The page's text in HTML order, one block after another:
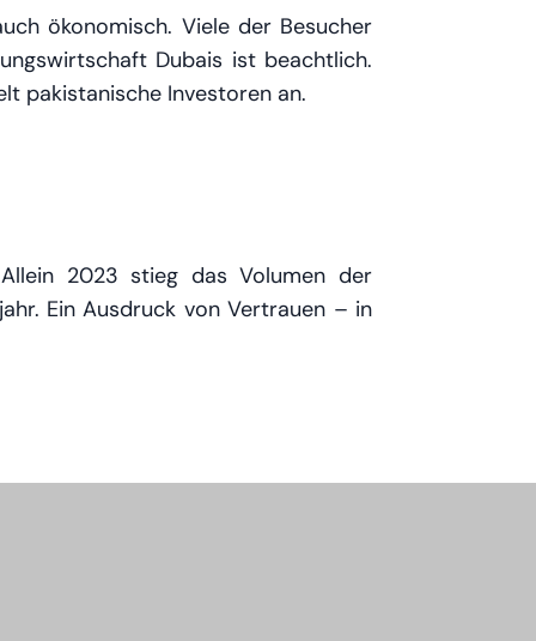
ökonomisch. Viele der Besucher
Dubais ist beachtlich.
pakistanische Investoren an.
2023 stieg das Volumen der
Ein Ausdruck von Vertrauen – in